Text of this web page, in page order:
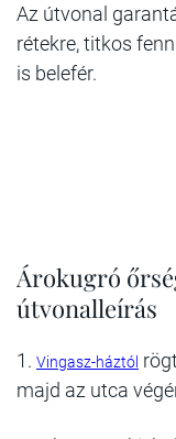
Az útvonal
rétekre, titkos
is belefér.
Árokugró
útvonalleírás
1. Vingasz-háztól
majd az utca